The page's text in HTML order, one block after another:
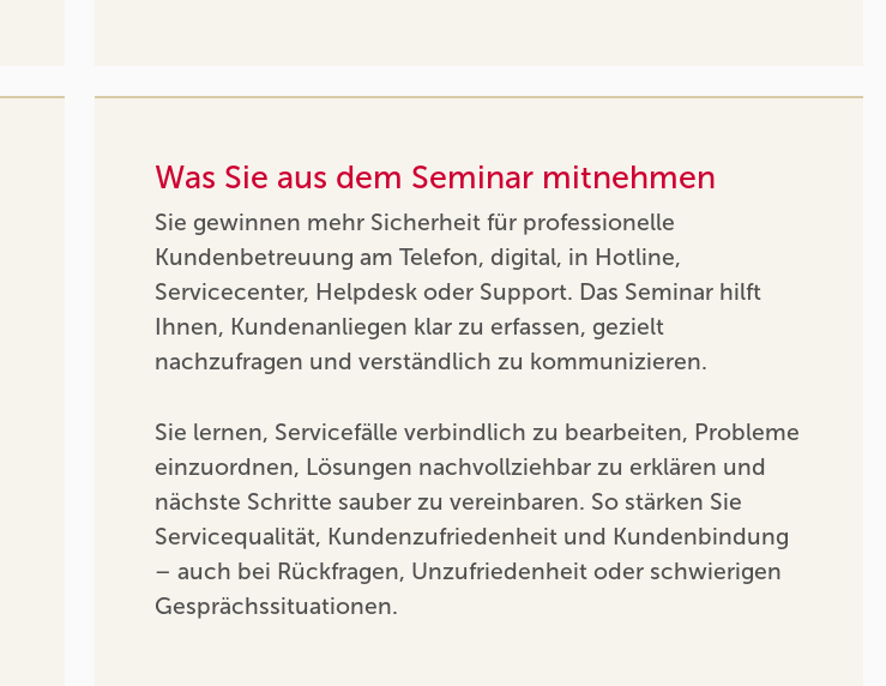
Was Sie aus dem Seminar mitnehmen
Sie gewinnen mehr Sicherheit für professionelle
Kundenbetreuung am Telefon, digital, in Hotline,
Servicecenter, Helpdesk oder Support. Das Seminar hilft
Ihnen, Kundenanliegen klar zu erfassen, gezielt
nachzufragen und verständlich zu kommunizieren.
Sie lernen, Servicefälle verbindlich zu bearbeiten, Probleme
einzuordnen, Lösungen nachvollziehbar zu erklären und
nächste Schritte sauber zu vereinbaren. So stärken Sie
Servicequalität, Kundenzufriedenheit und Kundenbindung
– auch bei Rückfragen, Unzufriedenheit oder schwierigen
Gesprächssituationen.